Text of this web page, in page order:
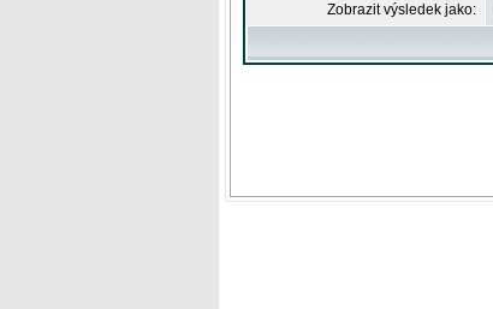
Zobrazit výsledek jako: